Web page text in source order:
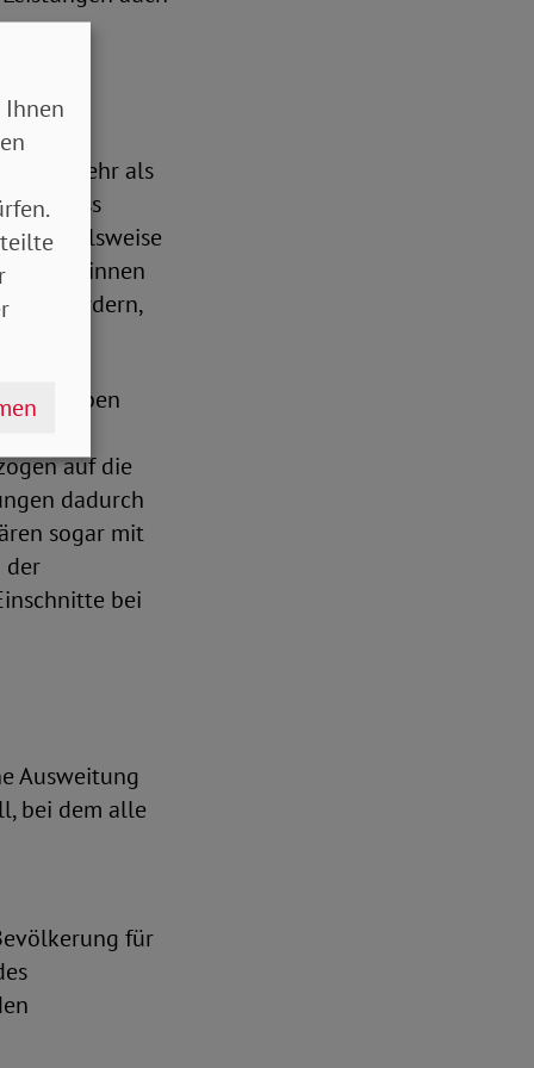
mehr als
dass
beispielsweise
einfordern,
Gruppen
auf die
dadurch
sogar mit
der
bei
Ausweitung
bei dem alle
für